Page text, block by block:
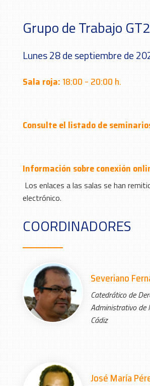
Grupo de Trabajo
Lunes 28 de septiembre de
Sala roja: 18:00 – 20:00 h.
Consulte el listado de
Información sobre conexión
Los enlaces a las salas se han
electrónico.
COORDINADORES
Severiano
Catedrático de
Administrativo de
Cádiz
José María